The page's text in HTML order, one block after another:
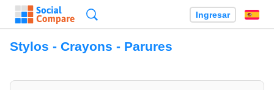
Ingresar
Stylos - Crayons - Parures